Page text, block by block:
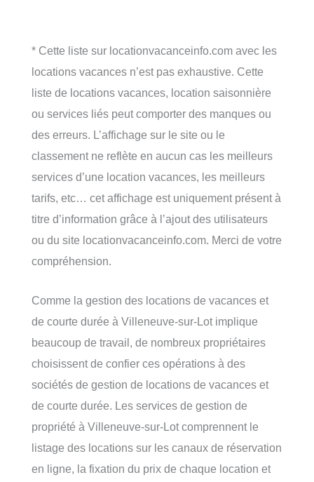
* Cette liste sur locationvacanceinfo.com avec les
locations vacances n’est pas exhaustive. Cette
liste de locations vacances, location saisonnière
ou services liés peut comporter des manques ou
des erreurs. L’affichage sur le site ou le
classement ne reflète en aucun cas les meilleurs
services d’une location vacances, les meilleurs
tarifs, etc… cet affichage est uniquement présent à
titre d’information grâce à l’ajout des utilisateurs
ou du site locationvacanceinfo.com. Merci de votre
compréhension.
Comme la gestion des locations de vacances et
de courte durée à Villeneuve-sur-Lot implique
beaucoup de travail, de nombreux propriétaires
choisissent de confier ces opérations à des
sociétés de gestion de locations de vacances et
de courte durée. Les services de gestion de
propriété à Villeneuve-sur-Lot comprennent le
listage des locations sur les canaux de réservation
en ligne, la fixation du prix de chaque location et